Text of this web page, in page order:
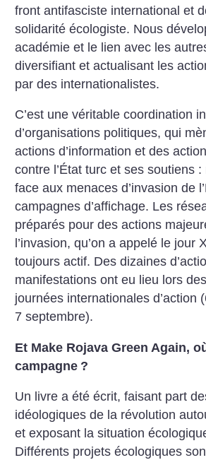
front antifasciste international et
solidarité écologiste. Nous
académie et le lien avec les
diversifiant et actualisant les
par des internationalistes.
C’est une véritable coordination
d’organisations politiques, qui
actions d’information et des
contre l’État turc et ses soutiens
face aux menaces d’invasion de
campagnes d’affichage. Les
préparés pour des actions
l’invasion, qu’on a appelé le jour
toujours actif. Des dizaines
manifestations ont eu lieu lors
journées internationales d’action
7 septembre).
Et Make Rojava Green Again,
campagne ?
Un livre a été écrit, faisant part
idéologiques de la révolution
et exposant la situation
Différents projets écologiques